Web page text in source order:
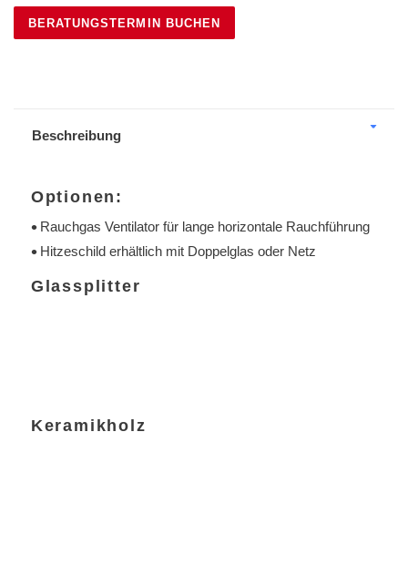
BERATUNGSTERMIN BUCHEN
hinzugefügt
Beschreibung
Optionen:
Rauchgas Ventilator für lange horizontale Rauchführung
Hitzeschild erhältlich mit Doppelglas oder Netz
Glassplitter
Keramikholz